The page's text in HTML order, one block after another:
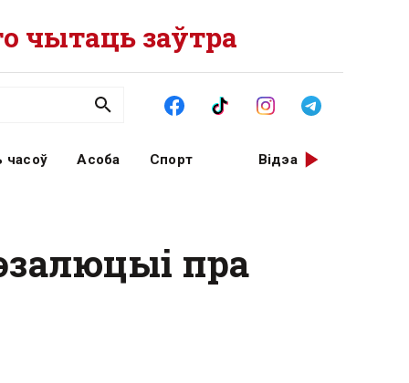
чытаць заўтра
часоў Асоба Спорт Відэа
пра